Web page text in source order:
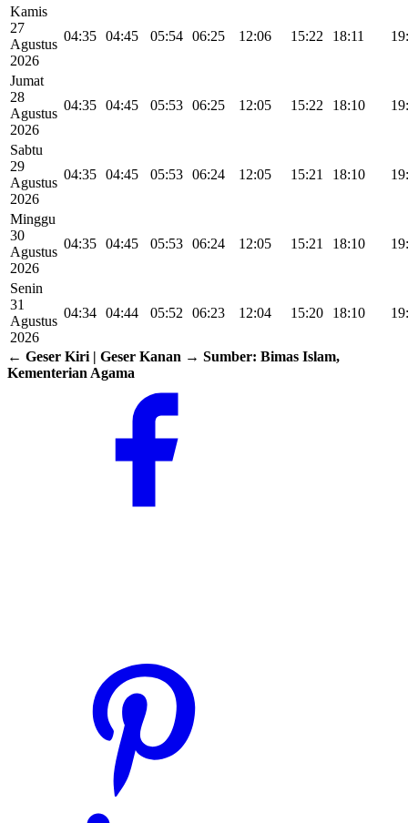
Kamis
27
Agustus
2026
04:35 04:45 05:54 06:25 12:06 15:22 18:11
Jumat
28
Agustus
2026
04:35 04:45 05:53 06:25 12:05 15:22 18:10
Sabtu
29
Agustus
2026
04:35 04:45 05:53 06:24 12:05 15:21 18:10
Minggu
30
Agustus
2026
04:35 04:45 05:53 06:24 12:05 15:21 18:10
Senin
31
Agustus
2026
04:34 04:44 05:52 06:23 12:04 15:20 18:10
← Geser Kiri | Geser Kanan → Sumber: Bimas Islam,
Kementerian Agama